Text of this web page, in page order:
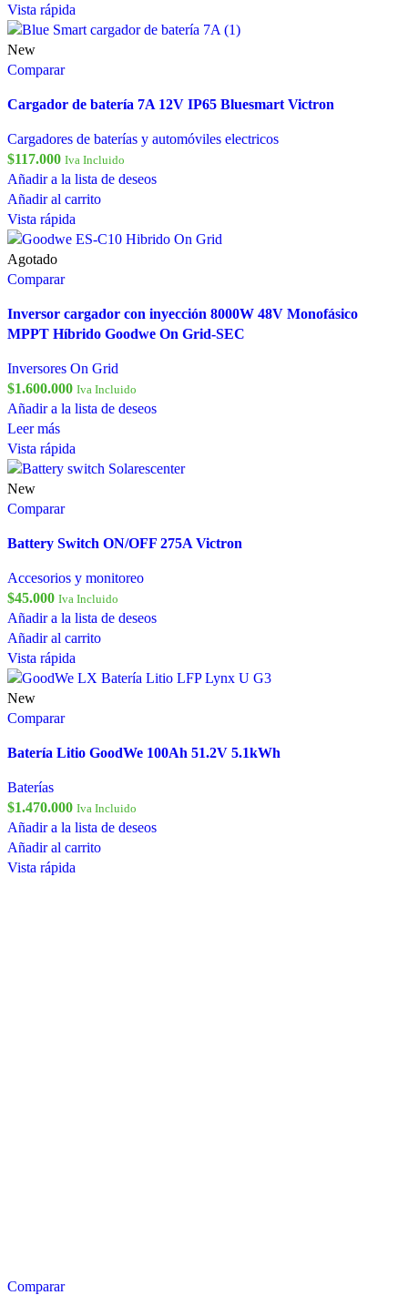
Vista rápida
New
Comparar
Cargador de batería 7A 12V IP65 Bluesmart Victron
Cargadores de baterías y automóviles electricos
$117.000 Iva Incluido
Añadir a la lista de deseos
Añadir al carrito
Vista rápida
Agotado
Comparar
Inversor cargador con inyección 8000W 48V Monofásico
MPPT Híbrido Goodwe On Grid-SEC
Inversores On Grid
$1.600.000 Iva Incluido
Añadir a la lista de deseos
Leer más
Vista rápida
New
Comparar
Battery Switch ON/OFF 275A Victron
Accesorios y monitoreo
$45.000 Iva Incluido
Añadir a la lista de deseos
Añadir al carrito
Vista rápida
New
Comparar
Batería Litio GoodWe 100Ah 51.2V 5.1kWh
Baterías
$1.470.000 Iva Incluido
Añadir a la lista de deseos
Añadir al carrito
Vista rápida